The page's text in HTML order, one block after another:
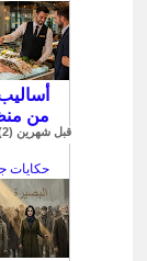
من
قبل شهرين (2)
حكايات